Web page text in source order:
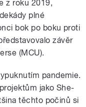
z roku 2019,
plné
bok po boku proti
závěr
(MCU).
pandemie.
jako She-
těchto počinů si